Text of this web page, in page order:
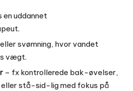
en uddannet
eller svømning, hvor vandet
vægt.
– fx kontrollerede bak-øvelser,
stå-sid-lig med fokus på